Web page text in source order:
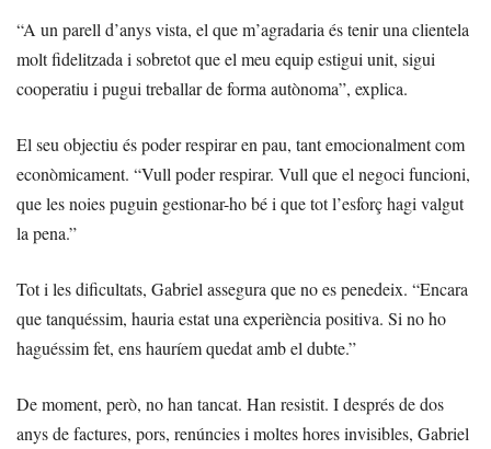
“A un parell d’anys vista, el que m’agradaria és tenir una clientela
molt fidelitzada i sobretot que el meu equip estigui unit, sigui
cooperatiu i pugui treballar de forma autònoma”, explica.
El seu objectiu és poder respirar en pau, tant emocionalment com
econòmicament. “Vull poder respirar. Vull que el negoci funcioni,
que les noies puguin gestionar-ho bé i que tot l’esforç hagi valgut
la pena.”
Tot i les dificultats, Gabriel assegura que no es penedeix. “Encara
que tanquéssim, hauria estat una experiència positiva. Si no ho
haguéssim fet, ens hauríem quedat amb el dubte.”
De moment, però, no han tancat. Han resistit. I després de dos
anys de factures, pors, renúncies i moltes hores invisibles, Gabriel